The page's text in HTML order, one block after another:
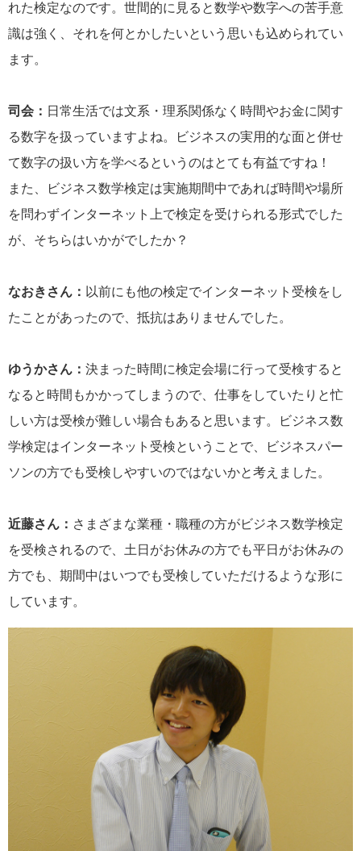
れた検定なのです。世間的に見ると数学や数字への苦手意
識は強く、それを何とかしたいという思いも込められてい
ます。
司会： 日常生活では文系・理系関係なく時間やお金に関す
る数字を扱っていますよね。ビジネスの実用的な面と併せ
て数字の扱い方を学べるというのはとても有益ですね！
また、ビジネス数学検定は実施期間中であれば時間や場所
を問わずインターネット上で検定を受けられる形式でした
が、そちらはいかがでしたか？
なおきさん： 以前にも他の検定でインターネット受検をし
たことがあったので、抵抗はありませんでした。
ゆうかさん： 決まった時間に検定会場に行って受検すると
なると時間もかかってしまうので、仕事をしていたりと忙
しい方は受検が難しい場合もあると思います。ビジネス数
学検定はインターネット受検ということで、ビジネスパー
ソンの方でも受検しやすいのではないかと考えました。
近藤さん： さまざまな業種・職種の方がビジネス数学検定
を受検されるので、土日がお休みの方でも平日がお休みの
方でも、期間中はいつでも受検していただけるような形に
しています。